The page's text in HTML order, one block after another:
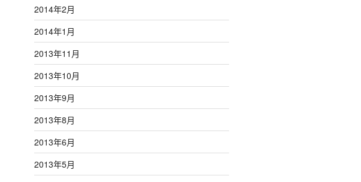
2014年2月
2014年1月
2013年11月
2013年10月
2013年9月
2013年8月
2013年6月
2013年5月